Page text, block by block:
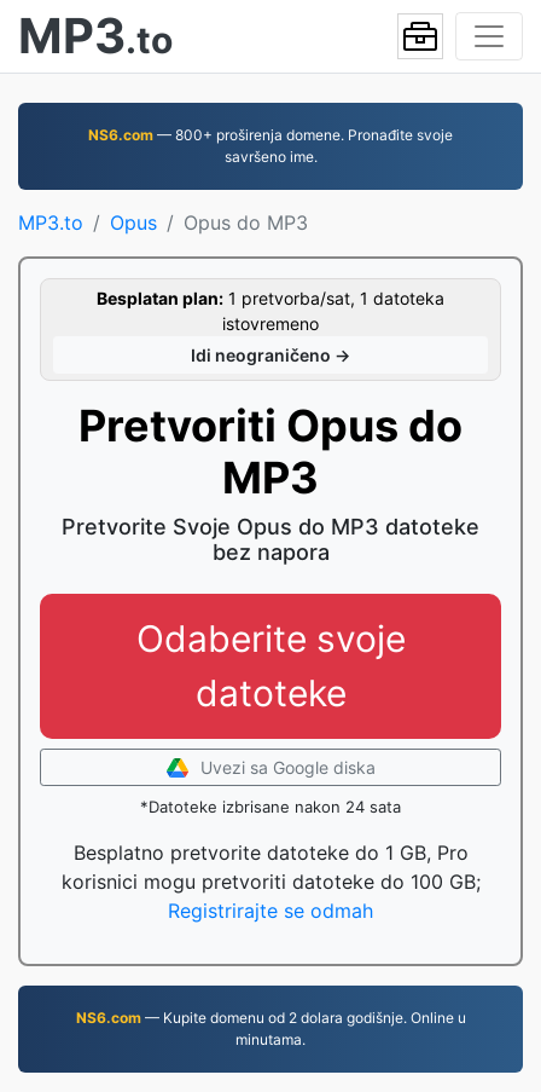
MP3.to
NS6.com — 800+ proširenja domene. Pronađite svoje
savršeno ime.
MP3.to Opus Opus do MP3
Besplatan plan: 1 pretvorba/sat, 1 datoteka
istovremeno
Idi neograničeno →
Pretvoriti Opus do
MP3
Pretvorite Svoje Opus do MP3 datoteke
bez napora
Odaberite svoje
datoteke
Uvezi sa Google diska
*Datoteke izbrisane nakon 24 sata
Besplatno pretvorite datoteke do 1 GB, Pro
korisnici mogu pretvoriti datoteke do 100 GB;
Registrirajte se odmah
NS6.com— Kupite domenu od 2 dolara godišnje. Online u
minutama.